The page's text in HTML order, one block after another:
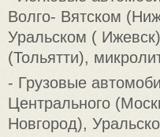
Волго- Вятском
Уральском (
(Тольятти),
- Грузовые
Центрального
Новгород),